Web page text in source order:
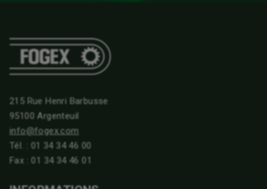
215 Rue Henri Barbusse
95100 Argenteuil
info@fogex.com
Tél. : 01 34 34 46 00
Fax : 01 34 34 46 01